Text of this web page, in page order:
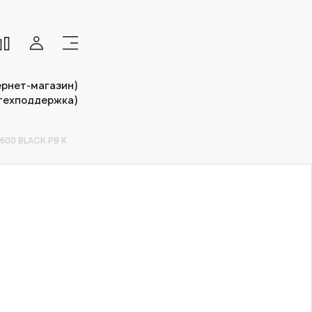
магазин)
BLACK PB K